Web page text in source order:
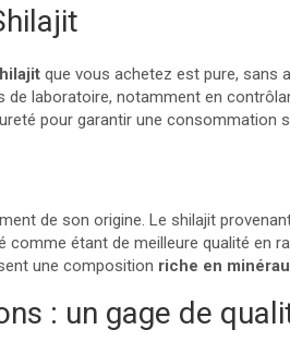
que vous achetez est pure, sans
laboratoire, notamment en
pour garantir une consommation
de son origine. Le shilajit
comme étant de meilleure qualité en
une composition riche en
: un gage de